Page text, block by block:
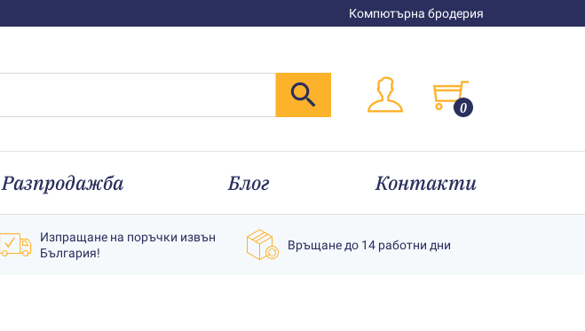
Компютърна бродерия
0
Разпродажба Блог Контакти
Изпращане на поръчки извън
България!
Връщане до 14 работни дни